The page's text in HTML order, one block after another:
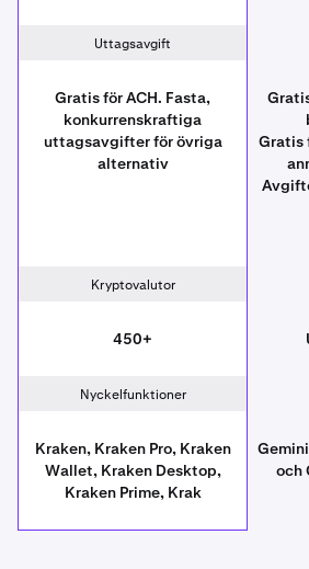
Uttagsavgift
Gratis för ACH. Fasta,
konkurrenskraftiga
uttagsavgifter för övriga
alternativ
Gratis
Kryptovalutor
450+
Nyckelfunktioner
Kraken, Kraken Pro, Kraken
Wallet, Kraken Desktop,
Kraken Prime, Krak
och